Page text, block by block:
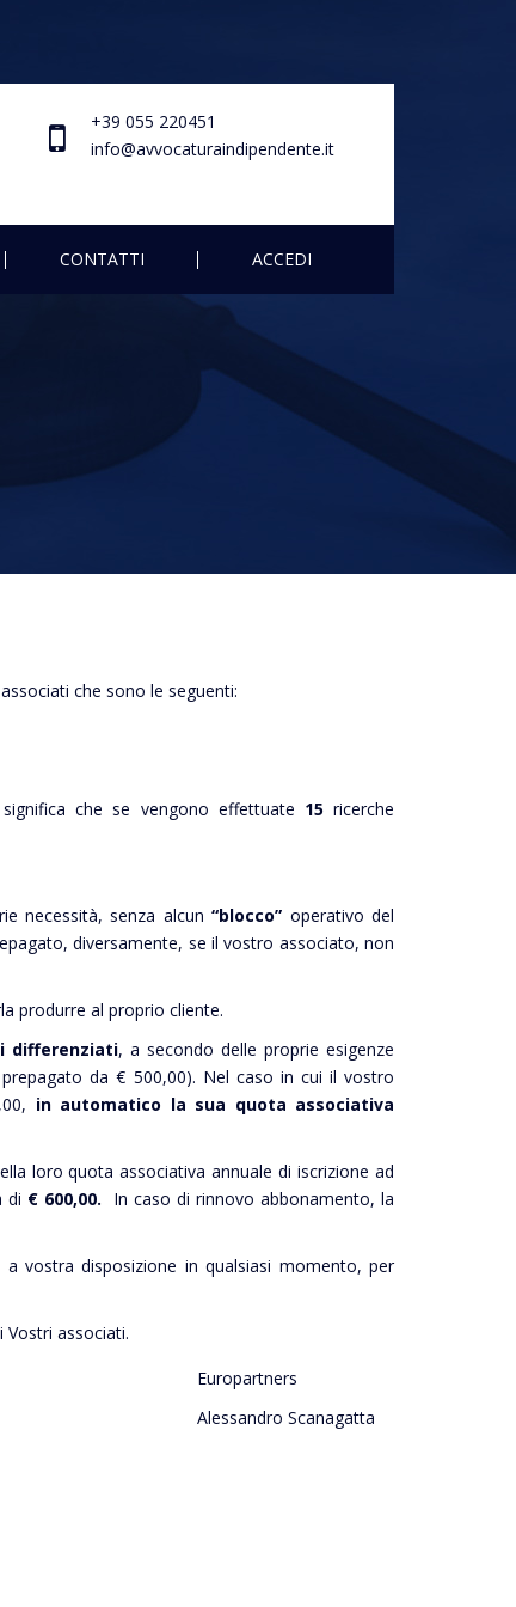
+39 055 220451
info@avvocaturaindipendente.it
CONTATTI ACCEDI
che sono le seguenti:
significa che se vengono effettuate 15ricerche
necessità, senza alcun“blocco” operativo del
diversamente, se il vostro associato, non
produrre al proprio cliente.
differenziati, a secondo delle proprie esigenze
da € 500,00). Nel caso in cui il vostro
in automatico la sua quota associativa
loro quota associativa annuale di iscrizione ad
di € 600,00. In caso di rinnovo abbonamento, la
vostra disposizione in qualsiasi momento, per
Vostri associati.
Europartners
Alessandro Scanagatta